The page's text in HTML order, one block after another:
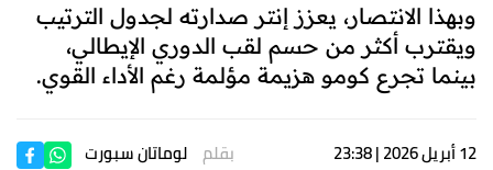
وبهذا الانتصار، يعزز إنتر صدارته لجدول الترتيب
ويقترب أكثر من حسم لقب الدوري الإيطالي،
بينما تجرع كومو هزيمة مؤلمة رغم الأداء القوي.
12 أبريل 2026 | 23:38 بقلم لوماتان سبورت